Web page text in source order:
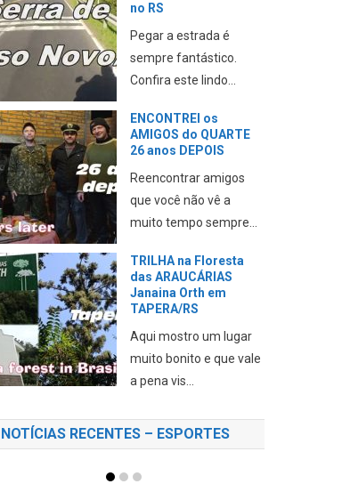
no RS
Pegar a estrada é
sempre fantástico.
Confira este lindo...
ENCONTREI os
AMIGOS do QUARTE
26 anos DEPOIS
Reencontrar amigos
que você não vê a
muito tempo sempre...
TRILHA na Floresta
das ARAUCÁRIAS
Janaina Orth em
TAPERA/RS
Aqui mostro um lugar
muito bonito e que vale
a pena vis...
NOTÍCIAS RECENTES – ESPORTES